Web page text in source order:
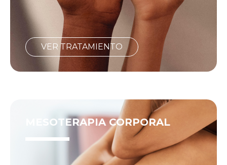
VER TRATAMIENTO
MESOTERAPIA CORPORAL